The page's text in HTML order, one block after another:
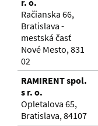
r. o.
Račianska 66,
Bratislava -
mestská časť
Nové Mesto, 831
02
RAMIRENT spol.
s r. o.
Opletalova 65,
Bratislava, 84107